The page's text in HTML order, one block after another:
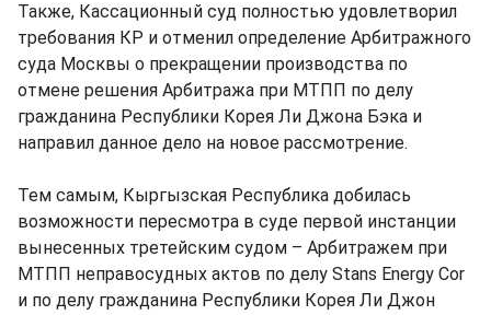
Также, Кассационный суд полностью удовлетворил
требования КР и отменил определение Арбитражного
суда Москвы о прекращении производства по
отмене решения Арбитража при МТПП по делу
гражданина Республики Корея Ли Джона Бэка и
направил данное дело на новое рассмотрение.
Тем самым, Кыргызская Республика добилась
возможности пересмотра в суде первой инстанции
вынесенных третейским судом – Арбитражем при
МТПП неправосудных актов по делу Stans Energy Cor
и по делу гражданина Республики Корея Ли Джон